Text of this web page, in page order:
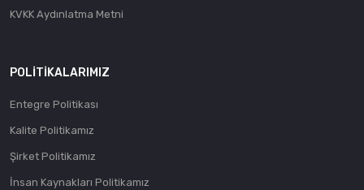
KVKK Aydınlatma Metni
POLITIKALARIMIZ
Entegre Politikası
Kalite Politikamız
Şirket Politikamız
İnsan Kaynakları Politikamız